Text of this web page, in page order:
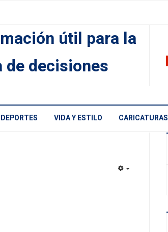
útil para la
de decisiones
DEPORTES VIDA Y ESTILO CARICATURAS